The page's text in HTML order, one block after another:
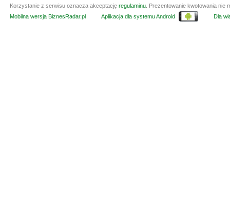
Korzystanie z serwisu oznacza akceptację regulaminu . Prezentowanie kwotowania
Mobilna wersja BiznesRadar.pl
Aplikacja dla systemu Android Dla